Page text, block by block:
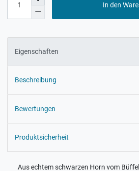
In den
Eigenschaften
Beschreibung
Bewertungen
Produktsicherheit
Aus echtem schwarzen Horn vom Büffel